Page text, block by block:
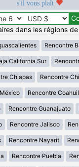
s'il vous plaît
dans les régions
Rencontre
California Sur
Chiapas Rencontre
Rencontre
Rencontre Guanajuato
Rencontre Jalisco
Rencontre Nayarit
Rencontre Puebla